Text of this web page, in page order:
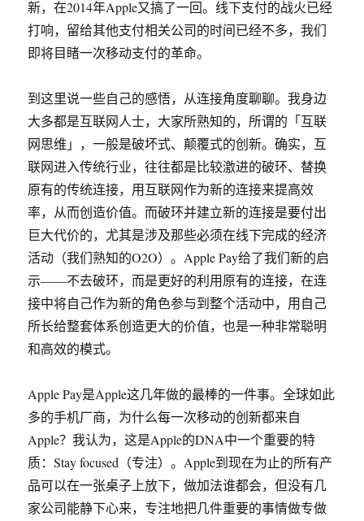
新，在2014年Apple又搞了一回。线下支付的战火已经
打响，留给其他支付相关公司的时间已经不多，我们
即将目睹一次移动支付的革命。
到这里说一些自己的感悟，从连接角度聊聊。我身边
大多都是互联网人士，大家所熟知的，所谓的「互联
网思维」，一般是破坏式、颠覆式的创新。确实，互
联网进入传统行业，往往都是比较激进的破环、替换
原有的传统连接，用互联网作为新的连接来提高效
率，从而创造价值。而破环并建立新的连接是要付出
巨大代价的，尤其是涉及那些必须在线下完成的经济
活动（我们熟知的O2O）。Apple Pay给了我们新的启
示——不去破环，而是更好的利用原有的连接，在连
接中将自己作为新的角色参与到整个活动中，用自己
所长给整套体系创造更大的价值，也是一种非常聪明
和高效的模式。
Apple Pay是Apple这几年做的最棒的一件事。全球如此
多的手机厂商，为什么每一次移动的创新都来自
Apple？我认为，这是Apple的DNA中一个重要的特
质：Stay focused（专注）。Apple到现在为止的所有产
品可以在一张桌子上放下，做加法谁都会，但没有几
家公司能静下心来，专注地把几件重要的事情做专做